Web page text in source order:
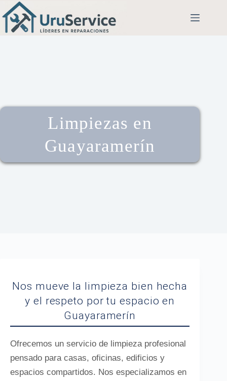
Limpiezas en
Guayaramerín
Nos mueve la limpieza bien hecha
y el respeto por tu espacio en
Guayaramerín
Ofrecemos un servicio de limpieza profesional
pensado para casas, oficinas, edificios y
espacios compartidos. Nos especializamos en